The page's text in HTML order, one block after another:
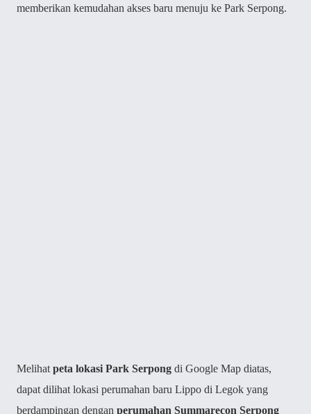
memberikan kemudahan akses baru menuju ke Park Serpong.
Melihat peta lokasi Park Serpong di Google Map diatas,
dapat dilihat lokasi perumahan baru Lippo di Legok yang
berdampingan dengan perumahan Summarecon Serpong